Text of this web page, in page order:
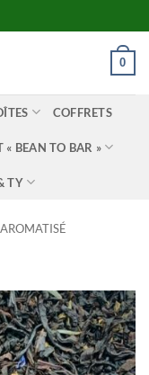
0
COFFRETS
« BEAN TO BAR »
TY